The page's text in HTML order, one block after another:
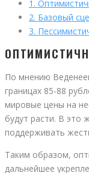
1.
2. Базовый
3.
По мнению
границах 85-88
мировые цены на
будут расти. В это
поддерживать
Таким образом,
дальнейшее